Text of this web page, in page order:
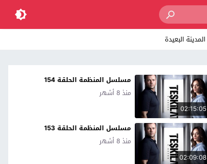
المدينة البعيدة
02:15:05
مسلسل المنظمة الحلقة 154
منذ 8 أشهر
02:09:08
مسلسل المنظمة الحلقة 153
منذ 8 أشهر